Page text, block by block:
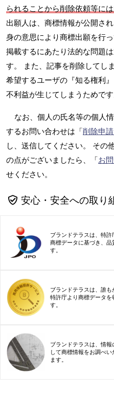
られることから削除依頼等に
出願人は、商標情報が公開さ
身の意思により商標出願を行
掲載するにあたり法的な問題
す。 また、記事を削除してし
希望するユーザの『知る権利
不利益が生じてしまうためです
なお、個人の氏名等の個人
するお問い合わせは「削除申
し、送信してください。 その
の点がございましたら、「お
せください。
安心・安全への取り
ブランドテラスは、特
商標データに基づき、品
す。
ブランドテラスは、誰も
特許庁より商標データを
す。
ブランドテラスは、情
して商標情報をお調べ
ます。